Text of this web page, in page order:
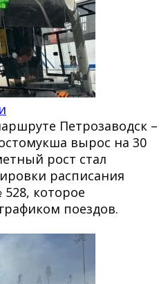
Петрозаводск –
вырос на 30
рост стал
расписания
которое
поездов.